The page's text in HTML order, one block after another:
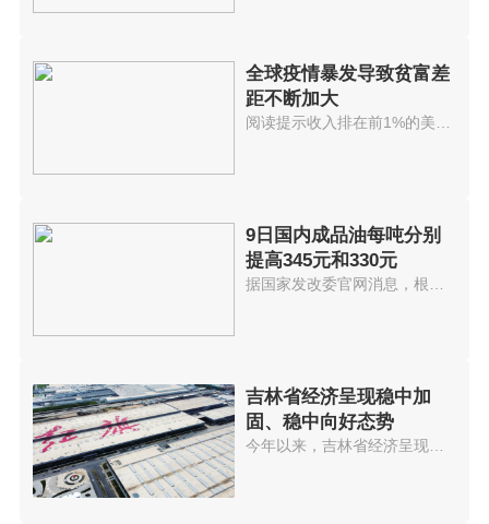
全球疫情暴发导致贫富差
距不断加大
9日国内成品油每吨分别
提高345元和330元
吉林省经济呈现稳中加
固、稳中向好态势
今年以来，吉林省经济呈现稳中加...